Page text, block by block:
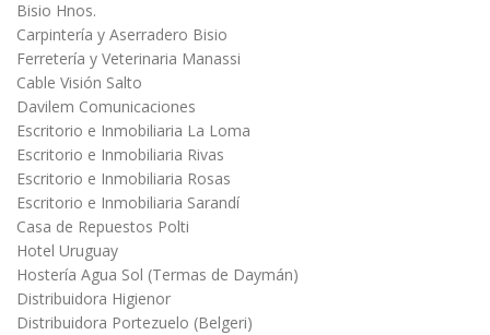
Bisio Hnos.
Carpintería y Aserradero Bisio
Ferretería y Veterinaria Manassi
Cable Visión Salto
Davilem Comunicaciones
Escritorio e Inmobiliaria La Loma
Escritorio e Inmobiliaria Rivas
Escritorio e Inmobiliaria Rosas
Escritorio e Inmobiliaria Sarandí
Casa de Repuestos Polti
Hotel Uruguay
Hostería Agua Sol (Termas de Daymán)
Distribuidora Higienor
Distribuidora Portezuelo (Belgeri)